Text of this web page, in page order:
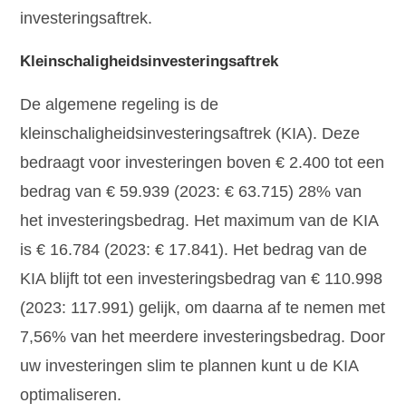
investeringsaftrek.
Kleinschaligheidsinvesteringsaftrek
De algemene regeling is de
kleinschaligheidsinvesteringsaftrek (KIA). Deze
bedraagt voor investeringen boven € 2.400 tot een
bedrag van € 59.939 (2023: € 63.715) 28% van
het investeringsbedrag. Het maximum van de KIA
is € 16.784 (2023: € 17.841). Het bedrag van de
KIA blijft tot een investeringsbedrag van € 110.998
(2023: 117.991) gelijk, om daarna af te nemen met
7,56% van het meerdere investeringsbedrag. Door
uw investeringen slim te plannen kunt u de KIA
optimaliseren.